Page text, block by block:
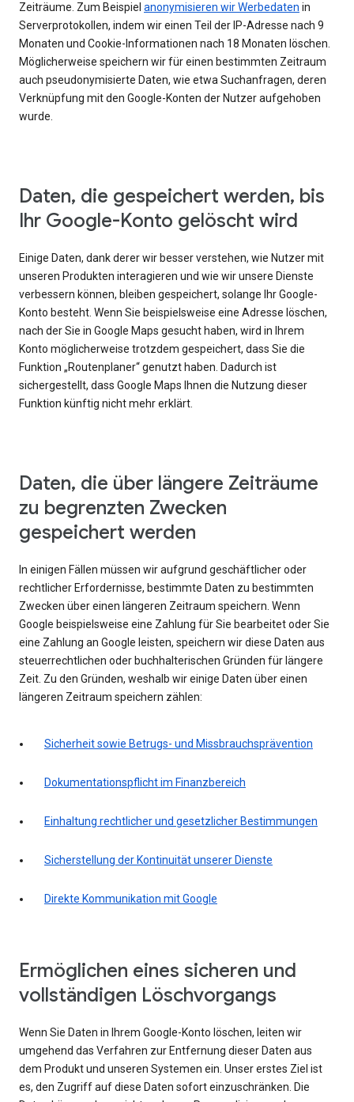
Zeiträume. Zum Beispiel anonymisieren wir Werbedaten in
Serverprotokollen, indem wir einen Teil der IP-Adresse nach 9
Monaten und Cookie-Informationen nach 18 Monaten löschen.
Möglicherweise speichern wir für einen bestimmten Zeitraum
auch pseudonymisierte Daten, wie etwa Suchanfragen, deren
Verknüpfung mit den Google-Konten der Nutzer aufgehoben
wurde.
Daten, die gespeichert werden, bis
Ihr Google-Konto gelöscht wird
Einige Daten, dank derer wir besser verstehen, wie Nutzer mit
unseren Produkten interagieren und wie wir unsere Dienste
verbessern können, bleiben gespeichert, solange Ihr Google-
Konto besteht. Wenn Sie beispielsweise eine Adresse löschen,
nach der Sie in Google Maps gesucht haben, wird in Ihrem
Konto möglicherweise trotzdem gespeichert, dass Sie die
Funktion „Routenplaner“ genutzt haben. Dadurch ist
sichergestellt, dass Google Maps Ihnen die Nutzung dieser
Funktion künftig nicht mehr erklärt.
Daten, die über längere Zeiträume
zu begrenzten Zwecken
gespeichert werden
In einigen Fällen müssen wir aufgrund geschäftlicher oder
rechtlicher Erfordernisse, bestimmte Daten zu bestimmten
Zwecken über einen längeren Zeitraum speichern. Wenn
Google beispielsweise eine Zahlung für Sie bearbeitet oder Sie
eine Zahlung an Google leisten, speichern wir diese Daten aus
steuerrechtlichen oder buchhalterischen Gründen für längere
Zeit. Zu den Gründen, weshalb wir einige Daten über einen
längeren Zeitraum speichern zählen:
Sicherheit sowie Betrugs- und Missbrauchsprävention
Dokumentationspflicht im Finanzbereich
Einhaltung rechtlicher und gesetzlicher Bestimmungen
Sicherstellung der Kontinuität unserer Dienste
Direkte Kommunikation mit Google
Ermöglichen eines sicheren und
vollständigen Löschvorgangs
Wenn Sie Daten in Ihrem Google-Konto löschen, leiten wir
umgehend das Verfahren zur Entfernung dieser Daten aus
dem Produkt und unseren Systemen ein. Unser erstes Ziel ist
es, den Zugriff auf diese Daten sofort einzuschränken. Die